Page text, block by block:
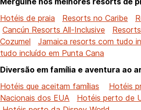
Hotéis de praia
Resorts no Caribe
Cancún Resorts All-Inclusive
Cozumel
Jamaica resorts com tudo
tudo incluído em Punta Cana
Diversão em família e aventura ao
Hotéis que aceitam famílias
Hotéis
Nacionais dos EUA
Hotéis perto de